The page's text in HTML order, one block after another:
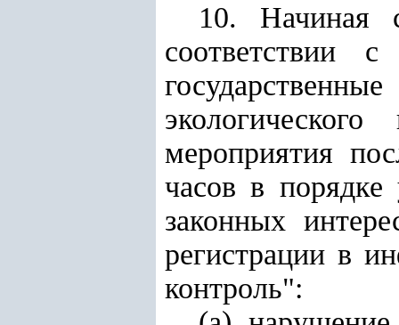
10. Начиная
соответствии
мероприятия
часов в
законных
регистрации в
контроль":